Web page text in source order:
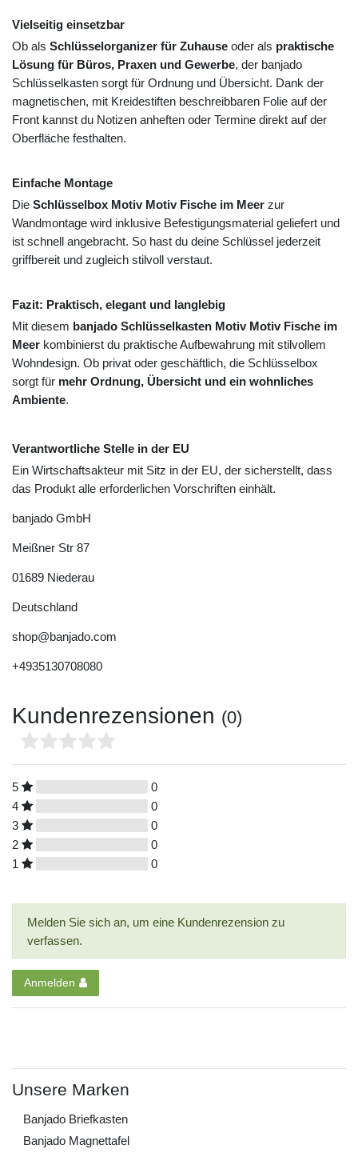
Vielseitig einsetzbar
Ob als Schlüsselorganizer für Zuhause oder als praktische
Lösung für Büros, Praxen und Gewerbe, der banjado
Schlüsselkasten sorgt für Ordnung und Übersicht. Dank der
magnetischen, mit Kreidestiften beschreibbaren Folie auf der
Front kannst du Notizen anheften oder Termine direkt auf der
Oberfläche festhalten.
Einfache Montage
Die Schlüsselbox Motiv Motiv Fische im Meer zur
Wandmontage wird inklusive Befestigungsmaterial geliefert und
ist schnell angebracht. So hast du deine Schlüssel jederzeit
griffbereit und zugleich stilvoll verstaut.
Fazit: Praktisch, elegant und langlebig
Mit diesem banjado Schlüsselkasten Motiv Motiv Fische im
Meer kombinierst du praktische Aufbewahrung mit stilvollem
Wohndesign. Ob privat oder geschäftlich, die Schlüsselbox
sorgt für mehr Ordnung, Übersicht und ein wohnliches
Ambiente.
Verantwortliche Stelle in der EU
Ein Wirtschaftsakteur mit Sitz in der EU, der sicherstellt, dass
das Produkt alle erforderlichen Vorschriften einhält.
banjado GmbH
Meißner Str 87
01689 Niederau
Deutschland
shop@banjado.com
+4935130708080
Kundenrezensionen (0)
5
0
4
0
3
0
2
0
1
0
Melden Sie sich an, um eine Kundenrezension zu
verfassen.
Anmelden
Unsere Marken
Banjado Briefkasten
Banjado Magnettafel